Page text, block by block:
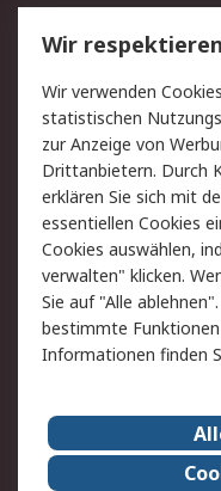
Service
Value Added
Rücksendungen
Hilfe
Rechtliches
AGB
Cookie-Richtlinie
Copyright/
Karriere bei RS
Wir
Wir verwenden
statistischen
zur Anzeige von
Drittanbietern. Durch
erklären Sie sich mit
essentiellen Cookies
Cookies auswählen,
verwalten" klicken.
Sie auf "Alle
bestimmte
Informationen finden